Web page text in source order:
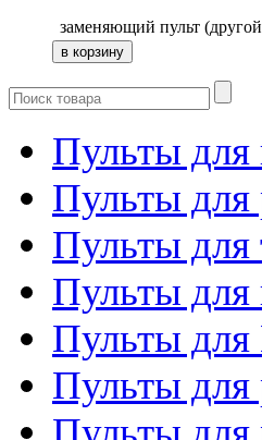
заменяющий пульт
Пульты для
Пульты для
Пульты для
Пульты для
Пульты
Пульты для